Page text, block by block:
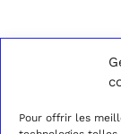
Pour offrir les